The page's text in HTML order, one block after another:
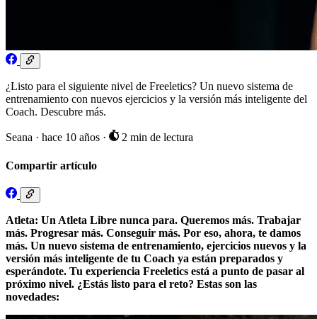
¿Listo para el siguiente nivel de Freeletics? Un nuevo sistema de
entrenamiento con nuevos ejercicios y la versión más inteligente del
Coach. Descubre más.
Seana · hace 10 años · 2 min de lectura
Compartir artículo
Atleta: Un Atleta Libre nunca para. Queremos más. Trabajar
más. Progresar más. Conseguir más. Por eso, ahora, te damos
más. Un nuevo sistema de entrenamiento, ejercicios nuevos y la
versión más inteligente de tu Coach ya están preparados y
esperándote. Tu experiencia Freeletics está a punto de pasar al
próximo nivel. ¿Estás listo para el reto? Estas son las
novedades: